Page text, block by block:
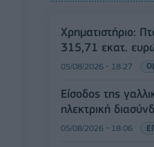
Χρηματιστήριο:
315,71 εκατ.
05/08/2026 - 18:27
Είσοδος της
ηλεκτρική
05/08/2026 - 18:06